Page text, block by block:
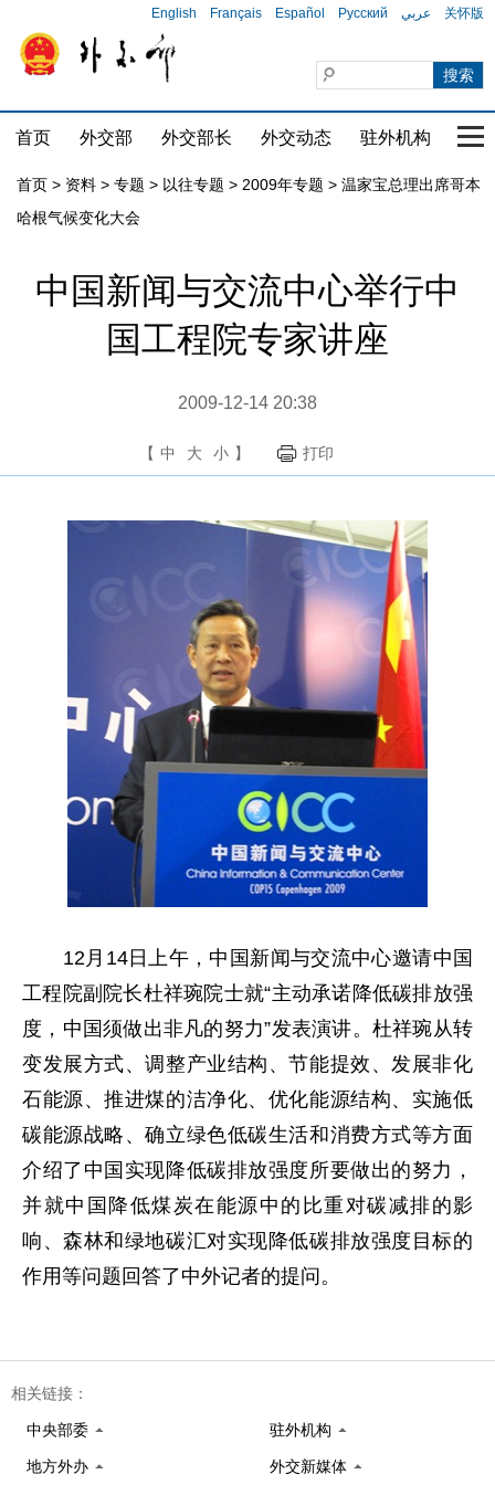
English Français Español Русский عربي 关怀版
首页 外交部 外交部长 外交动态 驻外机构 国
首页 > 资料 > 专题 > 以往专题 > 2009年专题 > 温家宝总理出席哥本
哈根气候变化大会
中国新闻与交流中心举行中
国工程院专家讲座
2009-12-14 20:38
【 中 大 小 】 打印
12月14日上午，中国新闻与交流中心邀请中国
工程院副院长杜祥琬院士就“主动承诺降低碳排放强
度，中国须做出非凡的努力”发表演讲。杜祥琬从转
变发展方式、调整产业结构、节能提效、发展非化
石能源、推进煤的洁净化、优化能源结构、实施低
碳能源战略、确立绿色低碳生活和消费方式等方面
介绍了中国实现降低碳排放强度所要做出的努力，
并就中国降低煤炭在能源中的比重对碳减排的影
响、森林和绿地碳汇对实现降低碳排放强度目标的
作用等问题回答了中外记者的提问。
相关链接：
中央部委 驻外机构
地方外办 外交新媒体